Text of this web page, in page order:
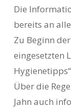
Die
bereits an
Zu Beginn
eingesetzten
Über die
Jahn auch